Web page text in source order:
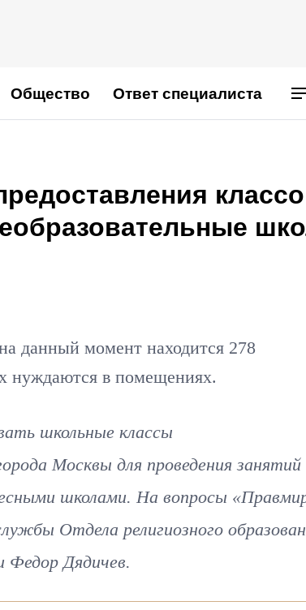
Общество Ответ специалиста
данный момент находится 278
нуждаются в помещениях.
школьные классы
Москвы для проведения занятий
школами. На вопросы
Отдела религиозного
Федор Дядичев.